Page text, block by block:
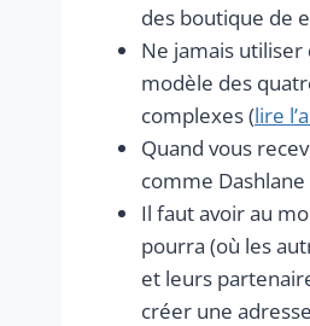
des boutique de
Ne jamais
modèle des
complexes (lire
Quand vous
comme
Il faut avoir au
pourra (où les
et leurs
créer une